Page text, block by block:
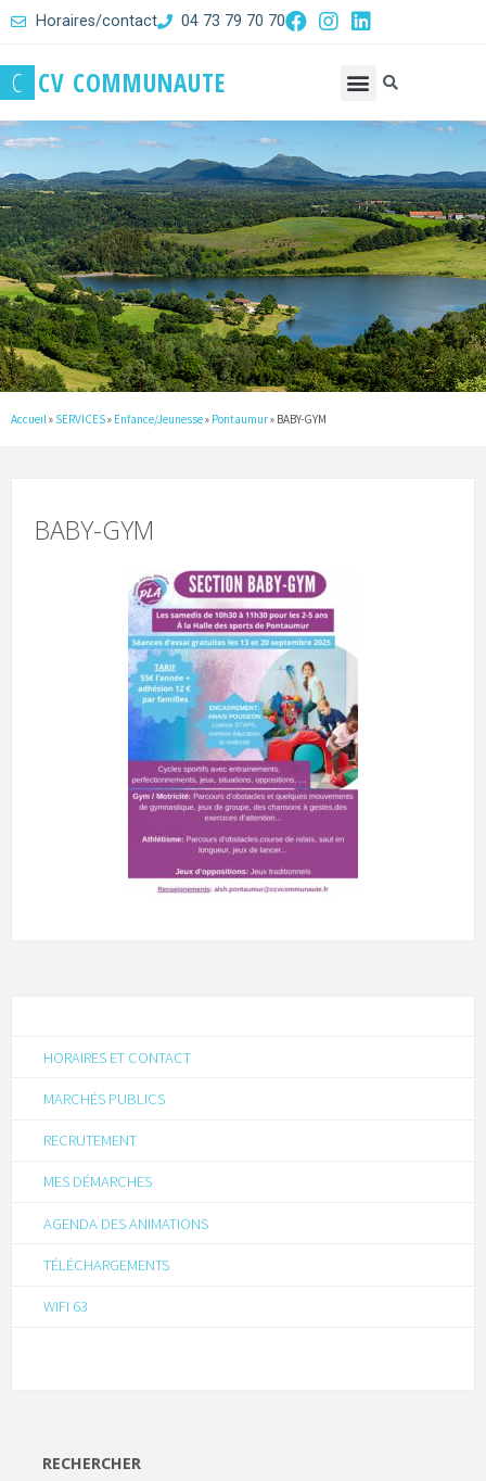
Horaires/contact 04 73 79 70 70
C CV COMMUNAUTE
Accueil » SERVICES» Enfance/Jeunesse» Pontaumur» BABY-GYM
BABY-GYM
HORAIRES ET CONTACT
MARCHÉS PUBLICS
RECRUTEMENT
MES DÉMARCHES
AGENDA DES ANIMATIONS
TÉLÉCHARGEMENTS
WIFI 63
RECHERCHER